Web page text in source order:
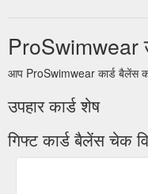
ProSwimwear
आप ProSwimwear कार्ड बैलेंस
उपहार कार्ड शेष
गिफ्ट कार्ड बैलेंस चेक